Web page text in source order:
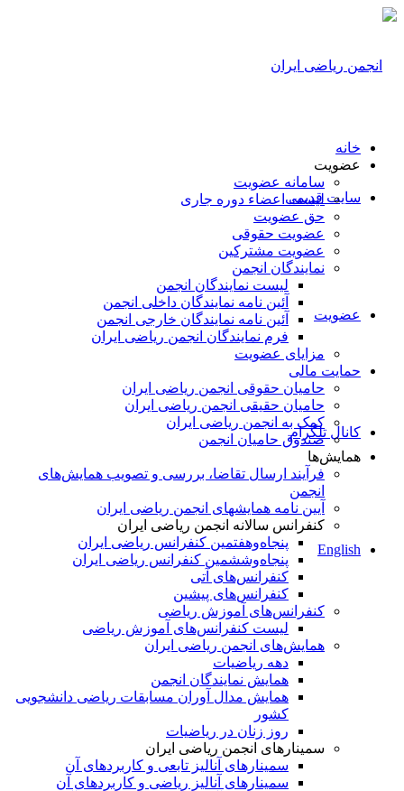
سایت قدیمی
عضویت
کانال تلگرام
English
خانه
عضویت
سامانه عضویت
لیست اعضاء دوره جاری
حق عضویت
عضویت حقوقی
عضویت مشترکین
نمایندگان انجمن
لیست نمایندگان انجمن
آئین نامه نمایندگان داخلی انجمن
آئین نامه نمایندگان خارجی انجمن
فرم نمایندگان انجمن ریاضی ایران
مزایای عضویت
حمایت مالی
حامیان حقوقی انجمن ریاضی ایران
حامیان حقیقی انجمن ریاضی ایران
کمک به انجمن ریاضی ایران
صندوق حامیان انجمن
همایش‌ها
فرآیند ارسال تقاضا، بررسی و تصویب همایش‌های
انجمن
آیین نامه همایشهای انجمن ریاضی ایران
کنفرانس‌ سالانه انجمن ریاضی ایران
پنجاه‌و‌هفتمین کنفرانس ریاضی ایران
پنجاه‌و‌ششمین کنفرانس ریاضی ایران
کنفرانس‌های آتی
کنفرانس‎‌های پیشین
کنفرانس‌های آموزش ریاضی
لیست کنفرانس‌های آموزش ریاضی
همایش‌های انجمن ریاضی ایران
دهه ریاضیات
همایش نمایندگان انجمن
همایش مدال آوران مسابقات ریاضی دانشجویی
کشور
روز زنان در ریاضیات
سمینارهای انجمن ریاضی ایران
سمینارهای آنالیز تابعی و کاربردهای آن
سمینارهای آنالیز ریاضی و کاربردهای آن